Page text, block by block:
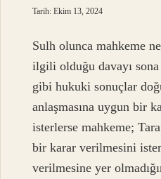
Tarih: Ekim 13, 2024
Sulh olunca mahkeme
ilgili olduğu davayı
gibi hukuki sonuçlar
anlaşmasına uygun bir
isterlerse mahkeme;
bir karar verilmesini
verilmesine yer